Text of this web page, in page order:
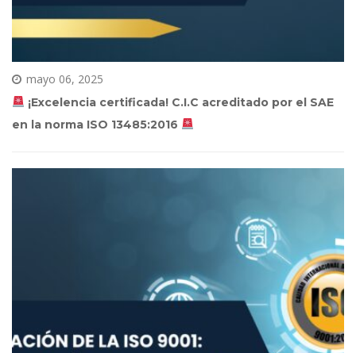
mayo 06, 2025
¡Excelencia certificada! C.I.C acreditado por el SAE
en la norma ISO 13485:2016